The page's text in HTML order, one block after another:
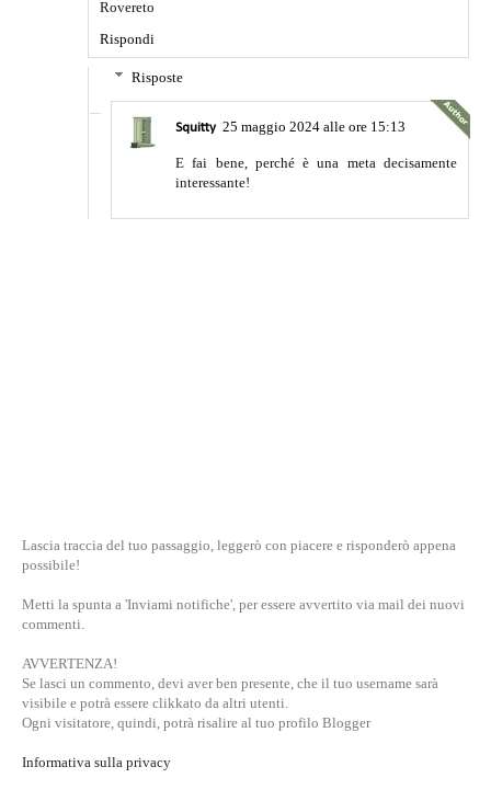
Rovereto
Rispondi
Risposte
Squitty 25 maggio 2024 alle ore 15:13
E fai bene, perché è una meta decisamente
interessante!
Lascia traccia del tuo passaggio, leggerò con piacere e risponderò appena
possibile!
Metti la spunta a 'Inviami notifiche', per essere avvertito via mail dei nuovi
commenti.
AVVERTENZA!
Se lasci un commento, devi aver ben presente, che il tuo username sarà
visibile e potrà essere clikkato da altri utenti.
Ogni visitatore, quindi, potrà risalire al tuo profilo Blogger
Informativa sulla privacy